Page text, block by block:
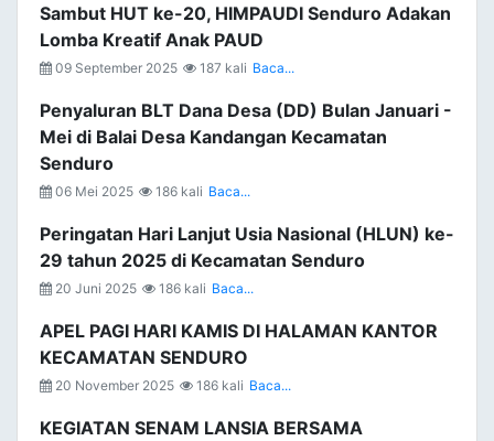
Sambut HUT ke-20, HIMPAUDI Senduro Adakan
Lomba Kreatif Anak PAUD
09 September 2025 187 kali Baca...
Penyaluran BLT Dana Desa (DD) Bulan Januari -
Mei di Balai Desa Kandangan Kecamatan
Senduro
06 Mei 2025 186 kali Baca...
Peringatan Hari Lanjut Usia Nasional (HLUN) ke-
29 tahun 2025 di Kecamatan Senduro
20 Juni 2025 186 kali Baca...
APEL PAGI HARI KAMIS DI HALAMAN KANTOR
KECAMATAN SENDURO
20 November 2025 186 kali Baca...
KEGIATAN SENAM LANSIA BERSAMA